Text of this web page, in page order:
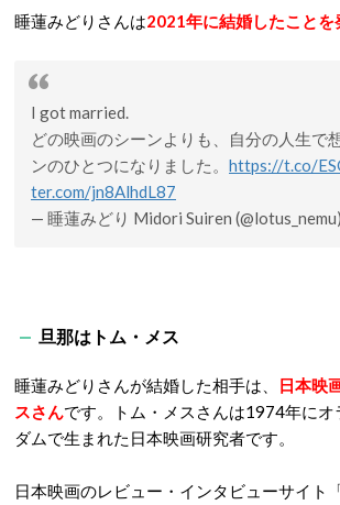
睡蓮みどりさんは2021年に結婚したことを
I got married.
どの映画のシーンよりも、自分の人生で
ンのひとつになりました。 https://t.co/
ter.com/jn8AlhdL87
— 睡蓮みどり Midori Suiren (@lotus_nemu)
旦那はトム・メス
睡蓮みどりさんが結婚した相手は、
日本映
スさんです。トム・メスさんは1974年に
ダムで生まれた日本映画研究者です。
日本映画のレビュー・インタビューサイト